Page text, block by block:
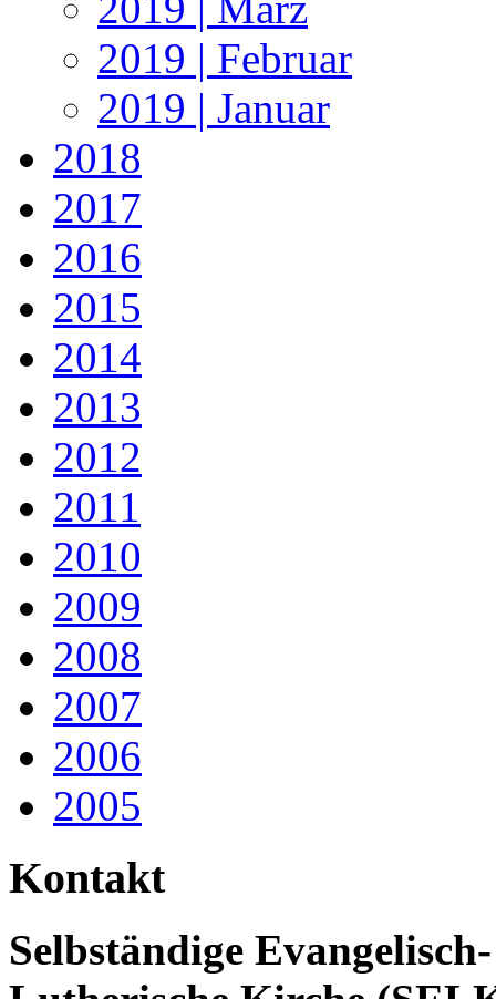
2019 | Februar
2019 | Januar
2018
2017
2016
2015
2014
2013
2012
2011
2010
2009
2008
2007
2006
2005
Kontakt
Selbständige Evangelisch-